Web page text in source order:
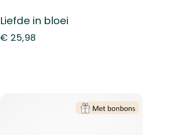
Liefde in bloei
€ 25,98